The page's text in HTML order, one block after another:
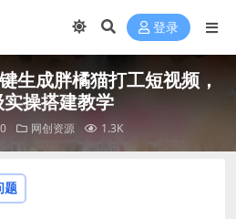
登录
生成胖橘猫打工短视频，
操搭建教学
网创资源 1.3K
题